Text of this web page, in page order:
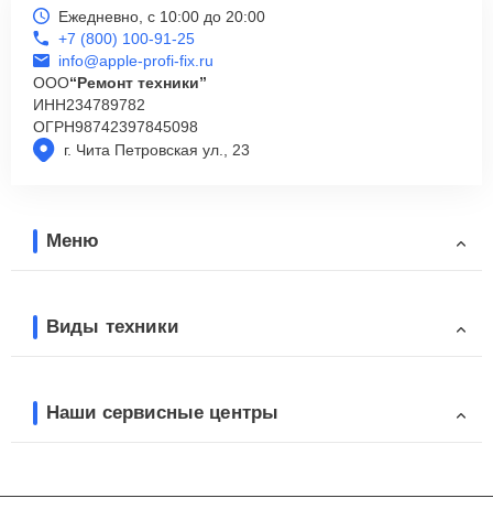
г. Чита Петровская ул., 23
Ежедневно, с 10:00 до 20:00
+7 (800) 100-91-25
info@apple-profi-fix.ru
ООО“Ремонт техники”
ИНН234789782
ОГРН98742397845098
Меню
Виды техники
Наши сервисные центры